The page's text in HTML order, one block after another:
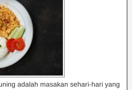
adalah masakan sehari-hari yang